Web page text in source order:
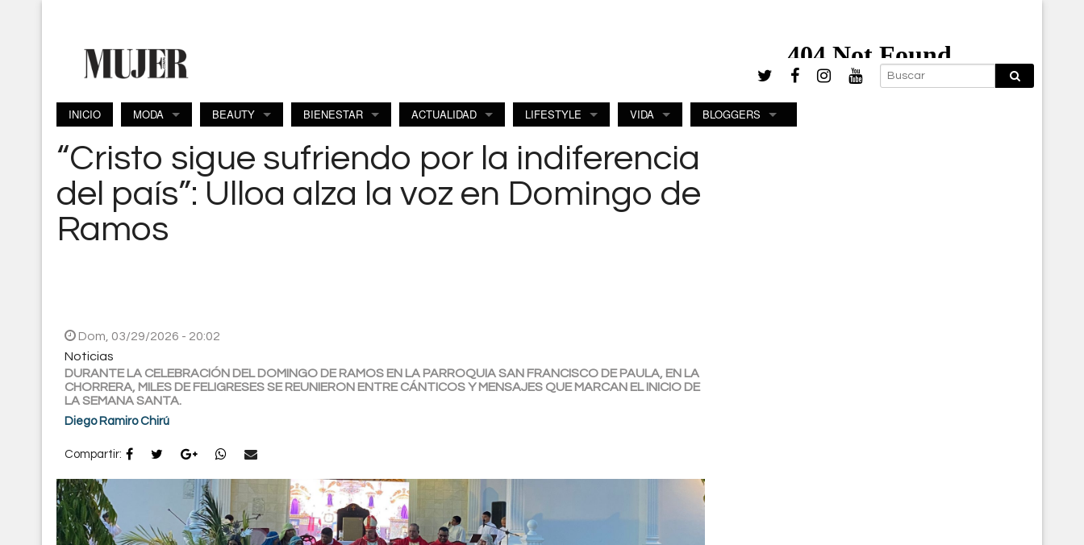
INICIO MODA BEAUTY BIENESTAR ACTUALIDAD LIFESTYLE VIDA BLOGGERS
“Cristo sigue sufriendo por la indiferencia
del país”: Ulloa alza la voz en Domingo de
Ramos
Dom, 03/29/2026 - 20:02
Noticias
DURANTE LA CELEBRACIÓN DEL DOMINGO DE RAMOS EN LA PARROQUIA SAN FRANCISCO DE PAULA, EN LA
CHORRERA, MILES DE FELIGRESES SE REUNIERON ENTRE CÁNTICOS Y MENSAJES QUE MARCAN EL INICIO DE
LA SEMANA SANTA.
Diego Ramiro Chirú
Compartir: